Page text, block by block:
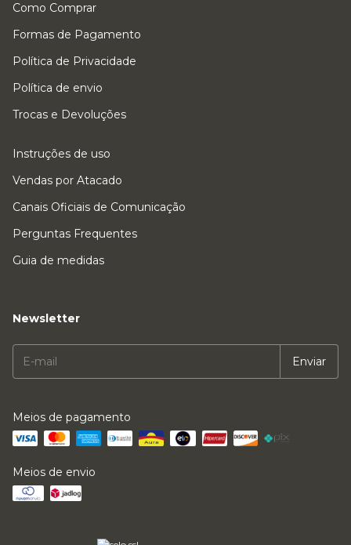
Como Comprar
Formas de Pagamento
Política de Privacidade
Política de envio
Trocas e Devoluções
Instruções de uso
Vendas por Atacado
Canais Oficiais de Comunicação
Perguntas Frequentes
Guia de medidas
Newsletter
Meios de pagamento
Meios de envio